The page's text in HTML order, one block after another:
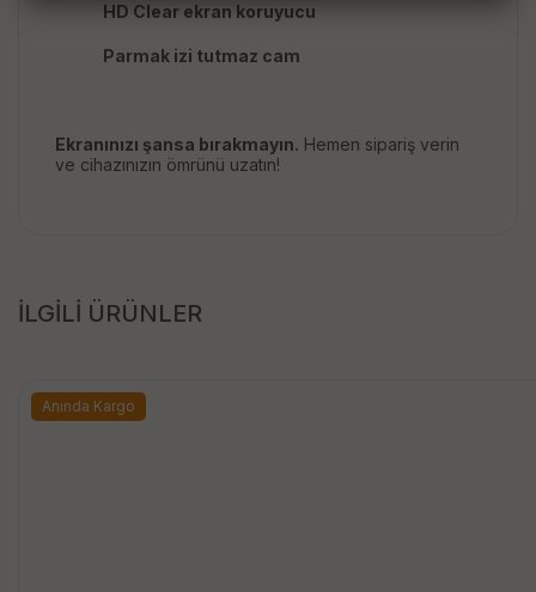
HD Clear ekran koruyucu
Parmak izi tutmaz cam
Ekranınızı şansa bırakmayın. Hemen sipariş verin
ve cihazınızın ömrünü uzatın!
İLGİLİ ÜRÜNLER
Anında Kargo